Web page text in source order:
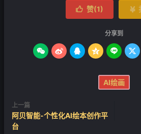
 赞(1) 
分享到
     
AI绘画
上一篇
阿贝智能-个性化AI绘本创作平
台